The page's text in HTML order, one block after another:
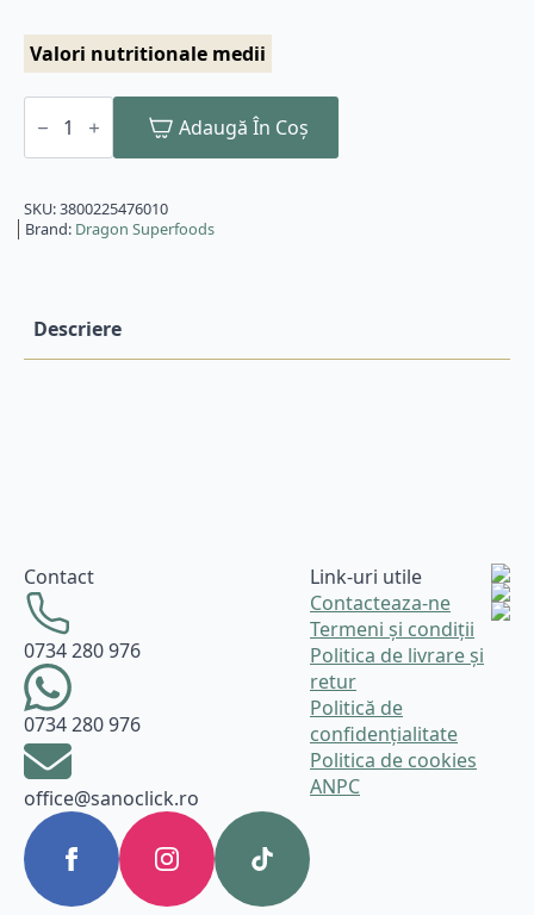
Valori nutritionale medii
Cantitate
Seminte
chia
200g
Dragon
Superfoods
Adaugă În Coș
SKU:3800225476010
Brand: Dragon Superfoods
Descriere
Contact
0734 280 976
0734 280 976
office@sanoclick.ro
Link-uri utile
Contacteaza-ne
Termeni și condiții
Politica de livrare și
retur
Politică de
confidențialitate
Politica de cookies
ANPC